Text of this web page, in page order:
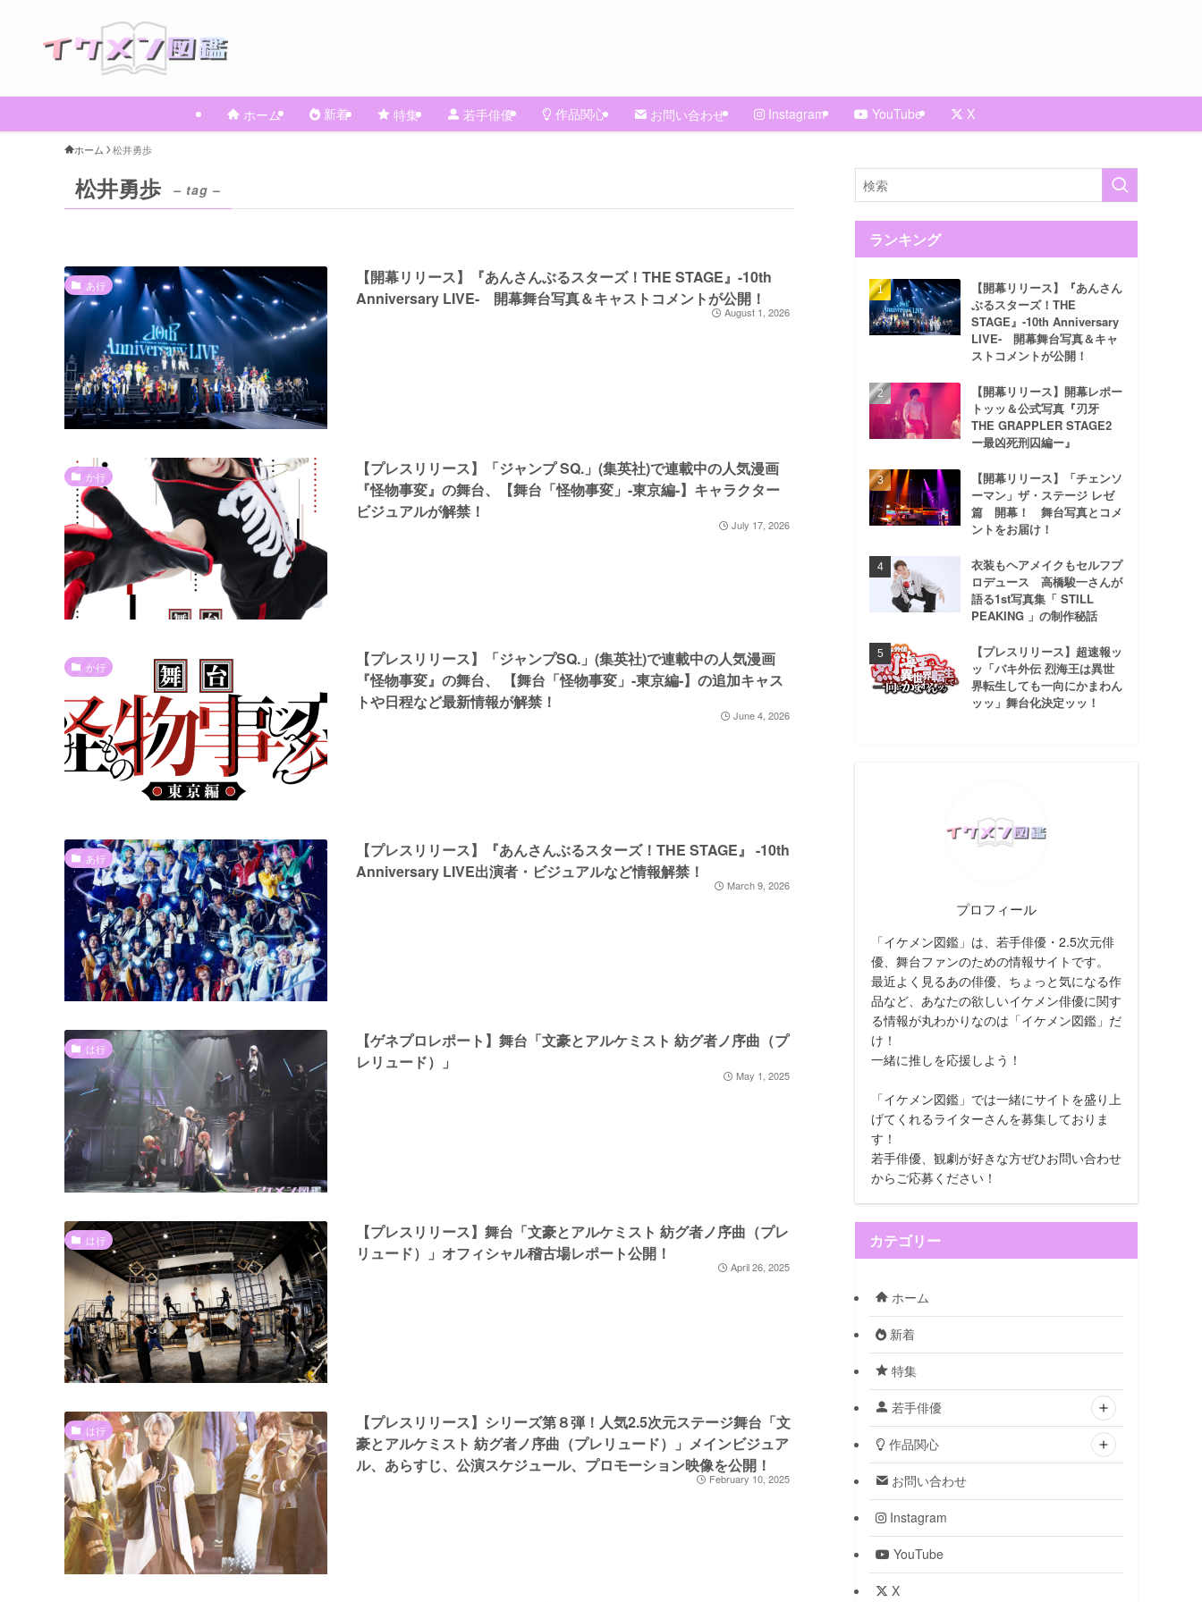
ホーム 新着 特集 若手俳優 作品関心 お問い合わせ Instagram YouTube X
ホーム 松井勇歩
松井勇歩 – tag –
あ行
【開幕リリース】『あんさんぶるスターズ！THE STAGE』-10th
Anniversary LIVE- 開幕舞台写真＆キャストコメントが公開！
August 1, 2026
か行
【プレスリリース】「ジャンプ SQ.」(集英社)で連載中の人気漫画
『怪物事変』の舞台、【舞台「怪物事変」-東京編-】キャラクター
ビジュアルが解禁！
July 17, 2026
か行
【プレスリリース】「ジャンプSQ.」(集英社)で連載中の人気漫画
『怪物事変』の舞台、 【舞台「怪物事変」-東京編-】の追加キャス
トや日程など最新情報が解禁！
June 4, 2026
あ行
【プレスリリース】『あんさんぶるスターズ！THE STAGE』 -10th
Anniversary LIVE出演者・ビジュアルなど情報解禁！
March 9, 2026
は行
【ゲネプロレポート】舞台「文豪とアルケミスト 紡グ者ノ序曲（プ
レリュード）」
May 1, 2025
は行
【プレスリリース】舞台「文豪とアルケミスト 紡グ者ノ序曲（プレ
リュード）」オフィシャル稽古場レポート公開！
April 26, 2025
は行
【プレスリリース】シリーズ第８弾！人気2.5次元ステージ舞台「文
豪とアルケミスト 紡グ者ノ序曲（プレリュード）」メインビジュア
ル、あらすじ、公演スケジュール、プロモーション映像を公開！
February 10, 2025
ランキング
【開幕リリース】『あんさん
ぶるスターズ！THE
STAGE』-10th Anniversary
LIVE- 開幕舞台写真＆キャ
ストコメントが公開！
【開幕リリース】開幕レポー
トッッ＆公式写真『刃牙
THE GRAPPLER STAGE2
ー最凶死刑囚編ー』
【開幕リリース】「チェンソ
ーマン」ザ・ステージ レゼ
篇 開幕！ 舞台写真とコメ
ントをお届け！
衣装もヘアメイクもセルフプ
ロデュース 高橋駿一さんが
語る1st写真集「 STILL
PEAKING 」の制作秘話
【プレスリリース】超速報ッ
ッ「バキ外伝 烈海王は異世
界転生しても一向にかまわん
ッッ」舞台化決定ッッ！
プロフィール
「イケメン図鑑」は、若手俳優・2.5次元俳
優、舞台ファンのための情報サイトです。
最近よく見るあの俳優、ちょっと気になる作
品など、あなたの欲しいイケメン俳優に関す
る情報が丸わかりなのは「イケメン図鑑」だ
け！
一緒に推しを応援しよう！
「イケメン図鑑」では一緒にサイトを盛り上
げてくれるライターさんを募集しておりま
す！
若手俳優、観劇が好きな方ぜひお問い合わせ
からご応募ください！
カテゴリー
ホーム
新着
特集
若手俳優
作品関心
お問い合わせ
Instagram
YouTube
X